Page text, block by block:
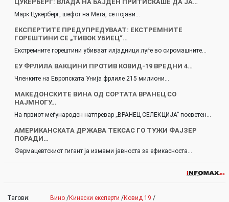
ЦУКЕРБЕРГ: ВЛАДА НА БАЈДЕН ПРИТИСКАШЕ ДА ЈА…
Марк Цукерберг, шефот на Мета, се појави…
ЕКСПЕРТИТЕ ПРЕДУПРЕДУВААТ: ЕКСТРЕМНИТЕ
ГОРЕШТИНИ СЕ „ТИВОК УБИЕЦ“…
Екстремните горештини убиваат илјадници луѓе во сиромашните…
ЕУ ФРЛИЛА ВАКЦИНИ ПРОТИВ КОВИД-19 ВРЕДНИ 4…
Членките на Европската Унија фрлиле 215 милиони…
МАКЕДОНСКИТЕ ВИНА ОД СОРТАТА ВРАНЕЦ СО
НАЈМНОГУ…
На првиот меѓународен натпревар „ВРАНЕЦ СЕЛЕКЦИЈА” посветен…
АМЕРИКАНСКАТА ДРЖАВА ТЕКСАС ГО ТУЖИ ФАЈЗЕР
ПОРАДИ…
Фармацевтскиот гигант ја измами јавноста за ефикасноста…
Тагови: Вино /Кинески експерти /Ковид 19 /